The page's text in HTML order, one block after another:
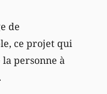
de
ce projet qui
la personne à